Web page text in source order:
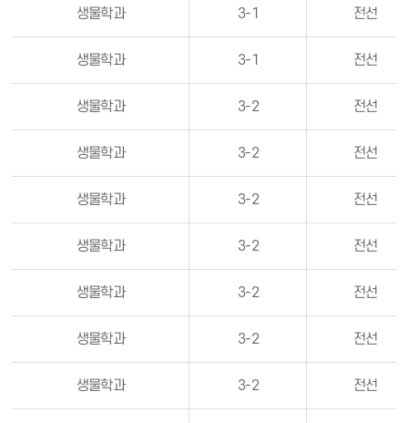
생물학과 3-1 전선
생물학과 3-1 전선
생물학과 3-2 전선
생물학과 3-2 전선
생물학과 3-2 전선
생물학과 3-2 전선
생물학과 3-2 전선
생물학과 3-2 전선
생물학과 3-2 전선